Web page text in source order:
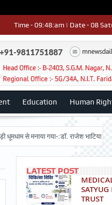
Time - 09:48:am | Date - 08
Education Human
गया-:डॉ. राजेश भाटिया
LATEST POST
TRUST